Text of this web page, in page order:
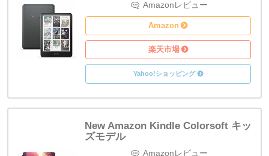
Amazon
Amazon
楽天市場
Yahoo!ショッピング
New Amazon Kindle Colorsoft キッ
ズモデル
Amazon